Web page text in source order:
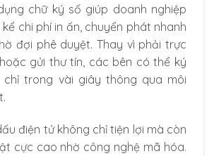
chữ ký số giúp doanh nghiệp
chi phí in ấn, chuyển phát nhanh
đợi phê duyệt. Thay vì phải trực
gửi thư tín, các bên có thể ký
trong vài giây thông qua môi
điện tử không chỉ tiện lợi mà còn
cực cao nhờ công nghệ mã hóa.